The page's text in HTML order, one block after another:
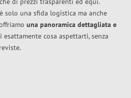
solo una sfida logistica ma anche
una panoramica dettagliata e
esattamente cosa aspettarti, senza